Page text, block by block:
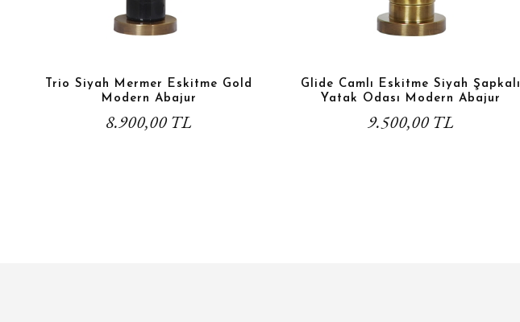
Trio Siyah Mermer Eskitme Gold
Modern Abajur
8.900,00 TL
Glide Camlı Eskitme Siyah Şapkalı
Yatak Odası Modern Abajur
9.500,00 TL